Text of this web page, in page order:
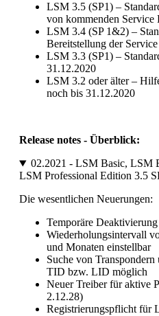
LSM 3.5 (SP1) –
von kommenden Service
LSM 3.4 (SP 1&2) –
Bereitstellung der
LSM 3.3 (SP1) –
31.12.2020
LSM 3.2 oder älter –
noch bis 31.12.2020
Release notes - Überblick:
02.2021 - LSM Basic, LSM
LSM Professional Edition 3.5
Die wesentlichen Neuerungen:
Temporäre
Wiederholungsintervall
und Monaten einstellbar
Suche von
TID bzw. LID möglich
Neuer Treiber für aktive
2.12.28)
Registrierungspflicht für